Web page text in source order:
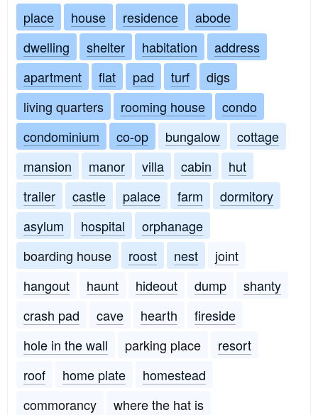
place
house residence
abode
dwelling
shelter habitation
address
apartment
flat pad turf
digs
living quarters
rooming house
condo
condominium
co-op bungalow
cottage
mansion
manor villa cabin
hut
trailer
castle palace farm
dormitory
asylum
hospital
orphanage
boarding house
roost nest
joint
hangout
haunt hideout dump
shanty
crash pad
cave hearth
fireside
hole in the wall
parking place
resort
roof
home plate
homestead
commorancy
where the hat is